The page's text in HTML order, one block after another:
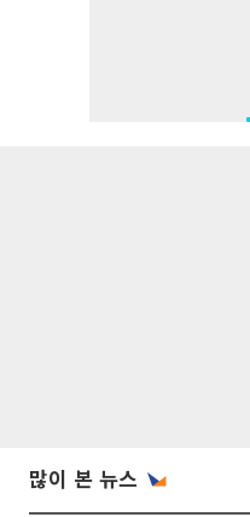
많이 본 뉴스